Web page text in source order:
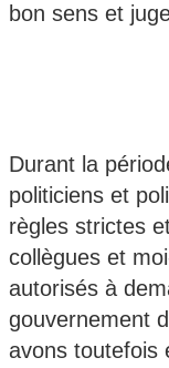
bon sens et
Durant la
politiciens et
règles strictes
collègues et
autorisés à
gouvernement
avons toutefois